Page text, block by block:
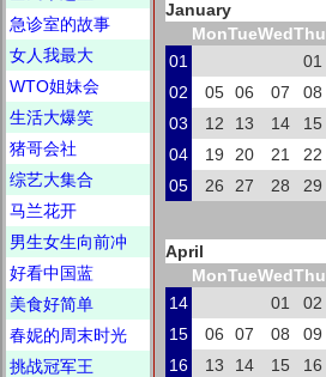
急诊室的故事
女人我最大
WTO姐妹会
生活大爆笑
猪哥会社
综艺大集合
马兰花开
男生女生向前冲
好看中国蓝
美食好简单
春妮的周末时光
挑战冠军王
January
MonTueWedThu
01
01
02
05 06 07 08
03
12 13 14 15
04
19 20 21 22
05
26 27 28 29
April
MonTueWedThu
14
01 02
15
06 07 08 09
16
13 14 15 16